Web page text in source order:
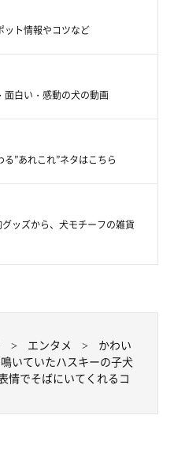
もあります。
ど、今では安心した表情でそ
ているのだとか。
々驚かされているそうです。
ット情報やコツなど
面白い・感動の犬の動画
”あれこれ”ネタはこちら
ッズから、犬モチーフの雑貨
エンタメ
かわい
いていたハスキーの子犬
でそばにいてくれるコ